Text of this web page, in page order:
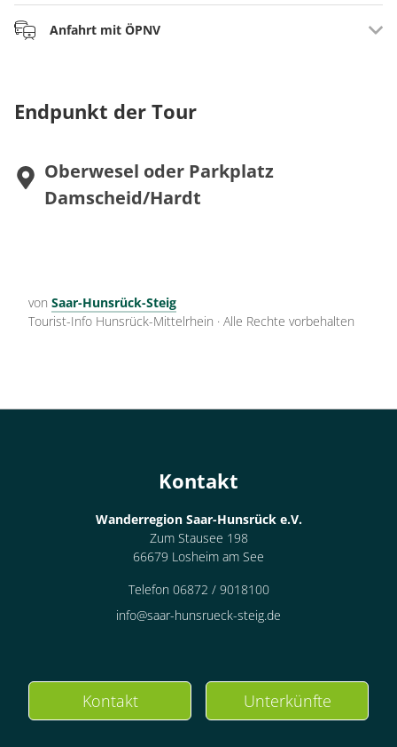
An der B9
Anfahrt mit ÖPNV
Fahrplanauskunft
Endpunkt der Tour
Oberwesel oder Parkplatz
Damscheid/Hardt
von Saar-Hunsrück-Steig
Tourist-Info Hunsrück-Mittelrhein · Alle Rechte vorbehalten
Kontakt
Wanderregion Saar-Hunsrück e.V.
Zum Stausee 198
66679 Losheim am See
Telefon 06872 / 9018100
info@saar-hunsrueck-steig.de
Kontakt Unterkünfte